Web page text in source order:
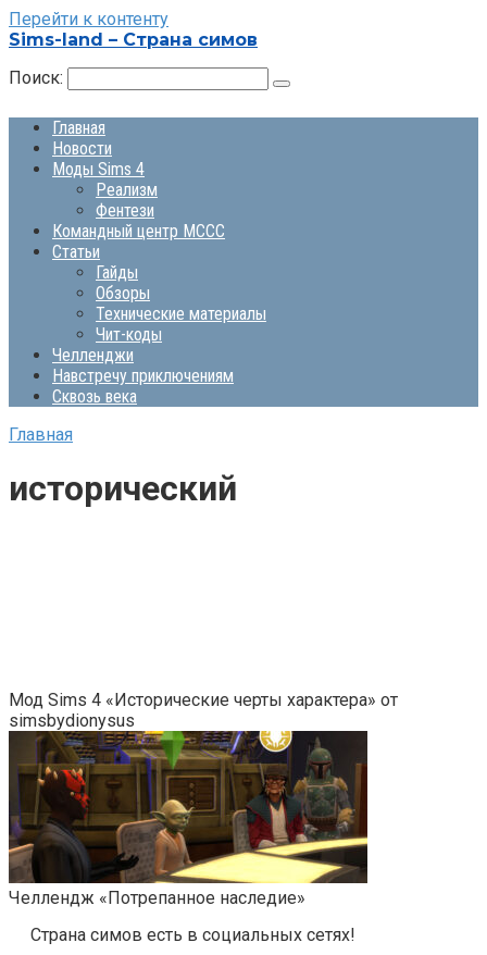
Перейти к контенту
Sims-land – Страна симов
Поиск:
Главная
Новости
Моды Sims 4
Реализм
Фентези
Командный центр MCCC
Статьи
Гайды
Обзоры
Технические материалы
Чит-коды
Челленджи
Навстречу приключениям
Сквозь века
Главная
исторический
Мод Sims 4 «Исторические черты характера» от
simsbydionysus
Челлендж «Потрепанное наследие»
Страна симов есть в социальных сетях!